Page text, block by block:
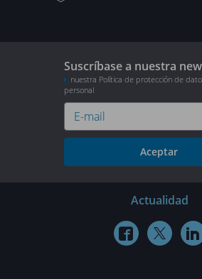
Suscríbase a nuestra
nuestra Política de protección de
personal
Aceptar
Actualidad
  